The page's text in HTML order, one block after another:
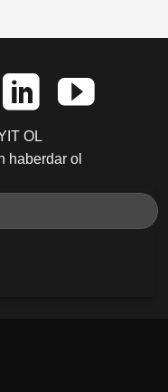
OL
haberdar ol